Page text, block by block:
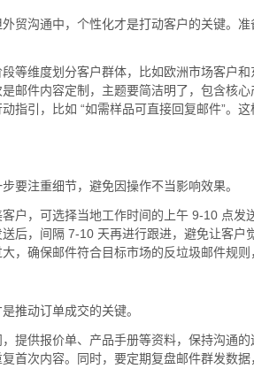
贸沟通中，个性化才是打动客户的关键。
等维度划分客户群体，比如欧洲市场客户
邮件内容定制，主题要简洁明了，包含核
指引，比如 “如需样品可直接回复邮件”。
要注重细节，避免因操作不当影响效果。
户，可选择当地工作时间的上午 9-10 点发
后，间隔 7-10 天再进行跟进，避免让客户
，确保邮件符合目标市场的反垃圾邮件规则
推动订单成交的关键。
提供报价单、产品手册等资料，保持沟通
首次内容。同时，要定期复盘邮件群发数